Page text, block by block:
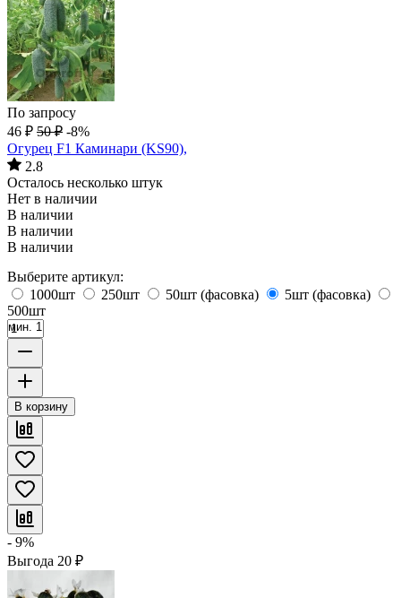
По запросу
46 ₽ 50 ₽ -8%
Огурец F1 Каминари (KS90),
2.8
Осталось несколько штук
Нет в наличии
В наличии
В наличии
В наличии
Выберите артикул:
1000шт
250шт 50шт (фасовка)
5шт (фасовка)
500шт
мин. 1
В корзину
- 9%
Выгода 20 ₽